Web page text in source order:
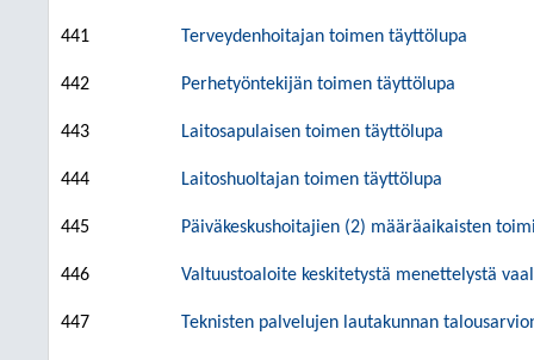
441 Terveydenhoitajan toimen täyttölupa
442 Perhetyöntekijän toimen täyttölupa
443 Laitosapulaisen toimen täyttölupa
444 Laitoshuoltajan toimen täyttölupa
445 Päiväkeskushoitajien (2) määräaikaisten
446 Valtuustoaloite keskitetystä menettelystä
447 Teknisten palvelujen lautakunnan